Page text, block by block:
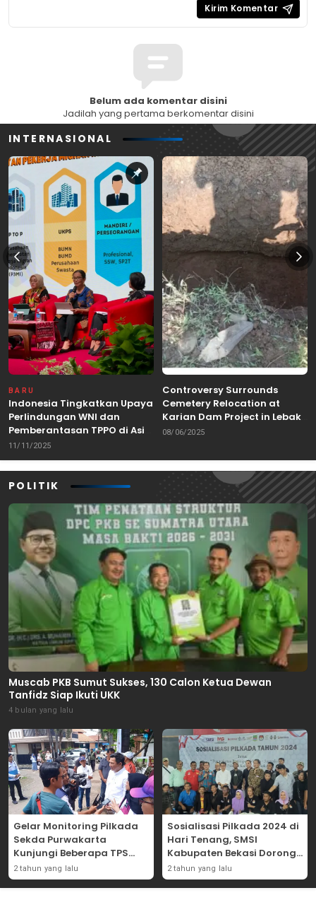
Belum ada komentar disini
Jadilah yang pertama berkomentar disini
INTERNASIONAL
BARU
Indonesia Tingkatkan Upaya
Perlindungan WNI dan
Pemberantasan TPPO di Asia
Tenggara
11/11/2025
Controversy Surrounds
Cemetery Relocation at
Karian Dam Project in Lebak,
Banten
08/06/2025
POLITIK
Muscab PKB Sumut Sukses, 130 Calon Ketua Dewan
Tanfidz Siap Ikuti UKK
4 bulan yang lalu
Gelar Monitoring Pilkada
Sekda Purwakarta
Kunjungi Beberapa TPS
Yang Ada Di Purwakarta
2 tahun yang lalu
Sosialisasi Pilkada 2024 di
Hari Tenang, SMSI
Kabupaten Bekasi Dorong
Angka Partisipasi
Masyarakat
2 tahun yang lalu